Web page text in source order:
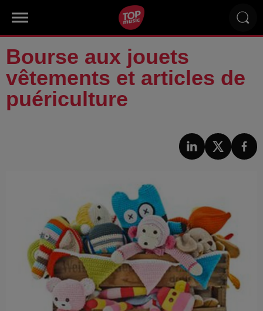
Bourse aux jouets
vêtements et articles de
puériculture